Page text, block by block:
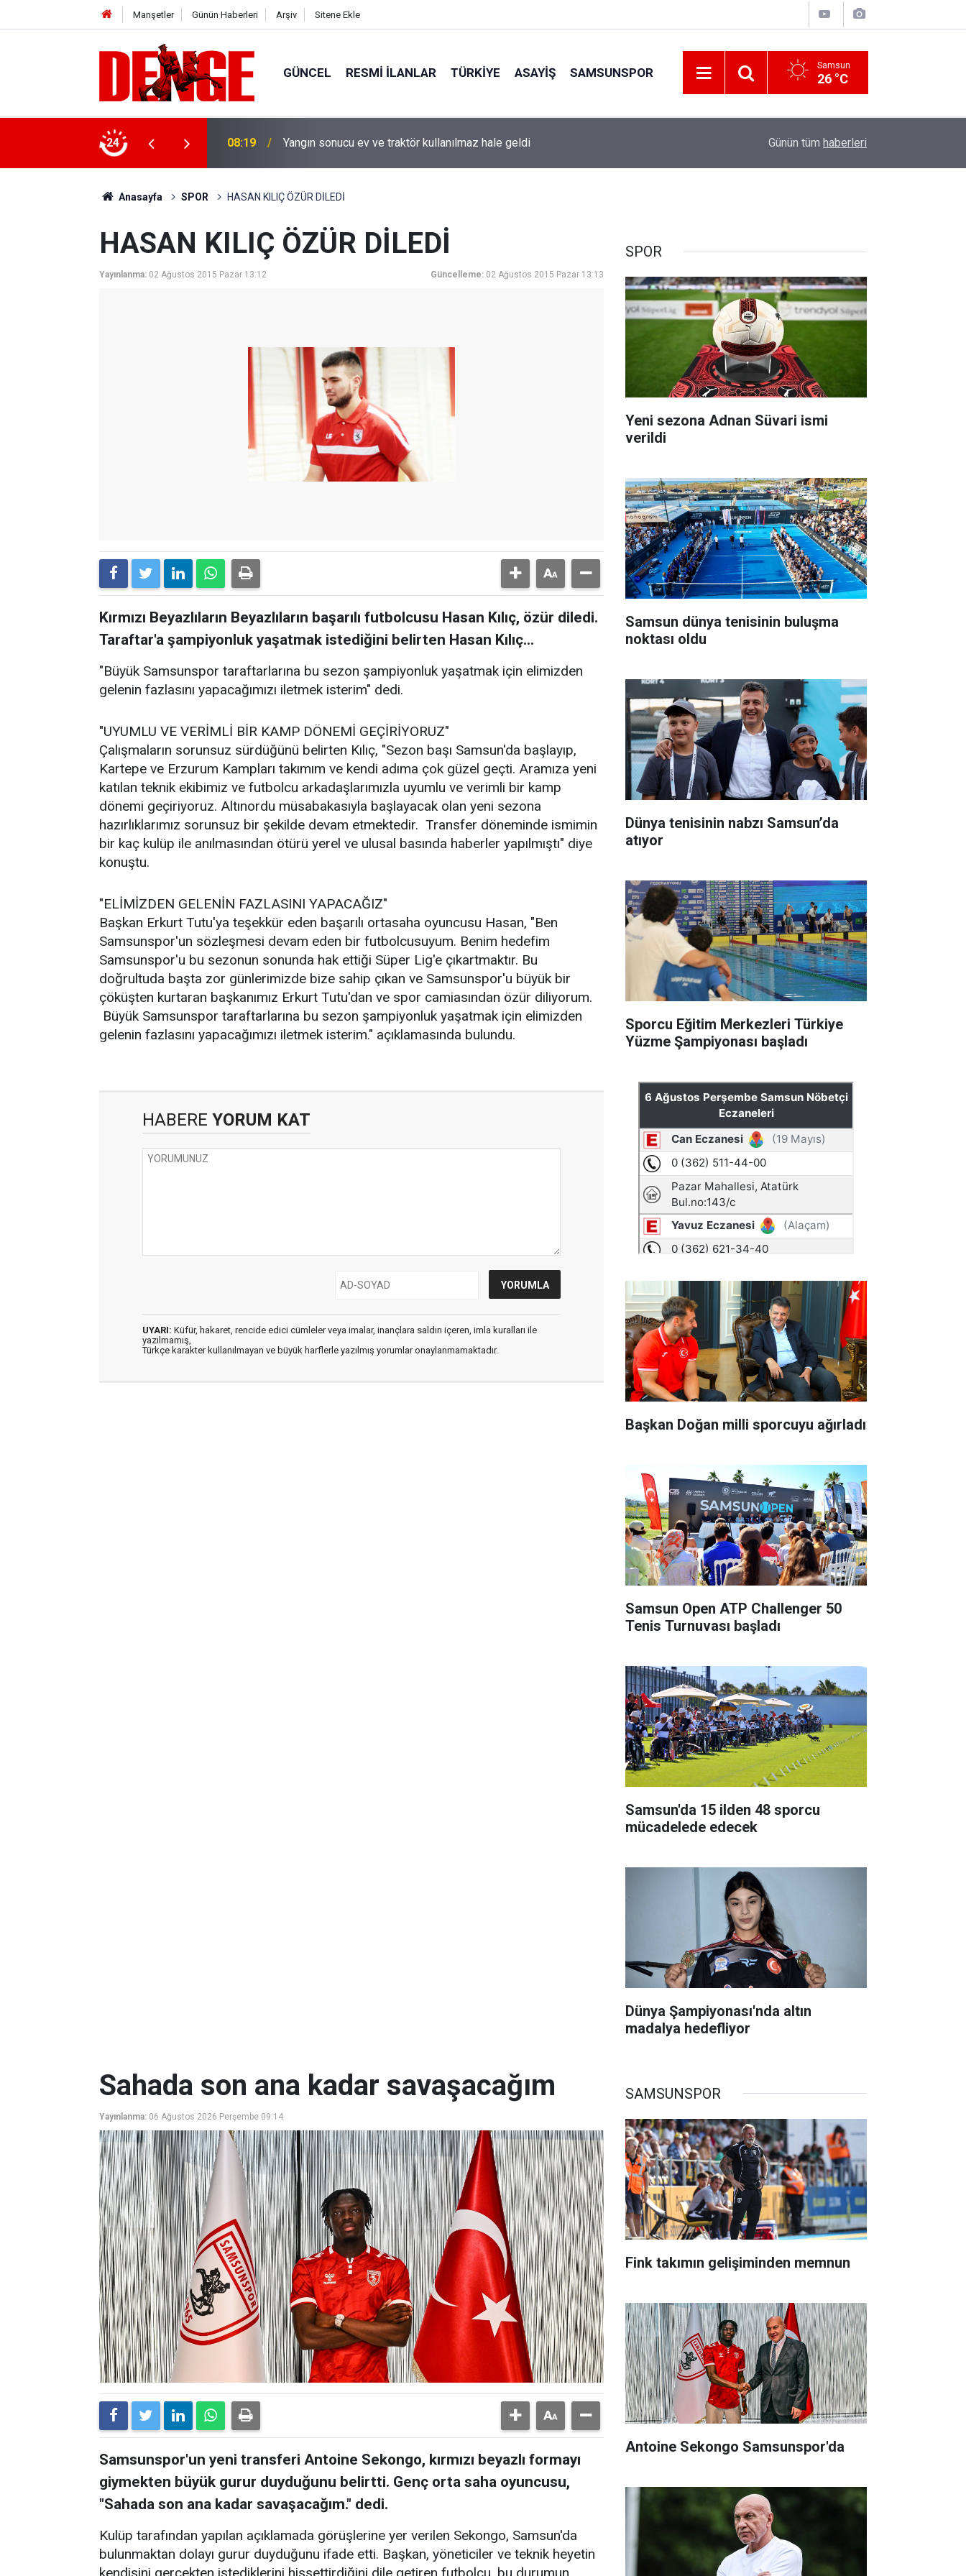
Manşetler Günün Haberleri Arşiv Sitene Ekle
GÜNCEL RESMI İLANLAR TÜRKİYE ASAYİŞ SAMSUNSPOR Samsun
26 °C
24 08:19 Yangın sonucu ev ve traktör kullanılmaz hale geldi Samsun'da uyuşturucu operasyonu: 8 gözaltı
Günün tüm haberleri
Anasayfa SPOR HASAN KILIÇ ÖZÜR DİLEDİ
HASAN KILIÇ ÖZÜR DİLEDİ
Yayınlanma: 02 Ağustos 2015 Pazar 13:12 Güncelleme: 02 Ağustos 2015 Pazar 13:13
Kırmızı Beyazlıların Beyazlıların başarılı futbolcusu Hasan Kılıç, özür diledi.
Taraftar'a şampiyonluk yaşatmak istediğini belirten Hasan Kılıç...
"Büyük Samsunspor taraftarlarına bu sezon şampiyonluk yaşatmak için elimizden
gelenin fazlasını yapacağımızı iletmek isterim" dedi.
"UYUMLU VE VERİMLİ BİR KAMP DÖNEMİ GEÇİRİYORUZ"
Çalışmaların sorunsuz sürdüğünü belirten Kılıç, "Sezon başı Samsun'da başlayıp,
Kartepe ve Erzurum Kampları takımım ve kendi adıma çok güzel geçti. Aramıza yeni
katılan teknik ekibimiz ve futbolcu arkadaşlarımızla uyumlu ve verimli bir kamp
dönemi geçiriyoruz. Altınordu müsabakasıyla başlayacak olan yeni sezona
hazırlıklarımız sorunsuz bir şekilde devam etmektedir. Transfer döneminde ismimin
bir kaç kulüp ile anılmasından ötürü yerel ve ulusal basında haberler yapılmıştı" diye
konuştu.
"ELİMİZDEN GELENİN FAZLASINI YAPACAĞIZ"
Başkan Erkurt Tutu'ya teşekkür eden başarılı ortasaha oyuncusu Hasan, "Ben
Samsunspor'un sözleşmesi devam eden bir futbolcusuyum. Benim hedefim
Samsunspor'u bu sezonun sonunda hak ettiği Süper Lig'e çıkartmaktır. Bu
doğrultuda başta zor günlerimizde bize sahip çıkan ve Samsunspor'u büyük bir
çöküşten kurtaran başkanımız Erkurt Tutu'dan ve spor camiasından özür diliyorum.
Büyük Samsunspor taraftarlarına bu sezon şampiyonluk yaşatmak için elimizden
gelenin fazlasını yapacağımızı iletmek isterim." açıklamasında bulundu.
HABERE YORUM KAT
UYARI: Küfür, hakaret, rencide edici cümleler veya imalar, inançlara saldırı içeren, imla kuralları ile
yazılmamış,
Türkçe karakter kullanılmayan ve büyük harflerle yazılmış yorumlar onaylanmamaktadır.
SPOR
Yeni sezona Adnan Süvari ismi
verildi
Samsun dünya tenisinin buluşma
noktası oldu
Dünya tenisinin nabzı Samsun’da
atıyor
Sporcu Eğitim Merkezleri Türkiye
Yüzme Şampiyonası başladı
Başkan Doğan milli sporcuyu ağırladı
Samsun Open ATP Challenger 50
Tenis Turnuvası başladı
Samsun'da 15 ilden 48 sporcu
mücadelede edecek
Dünya Şampiyonası'nda altın
madalya hedefliyor
Sahada son ana kadar savaşacağım
Yayınlanma: 06 Ağustos 2026 Perşembe 09:14
Samsunspor'un yeni transferi Antoine Sekongo, kırmızı beyazlı formayı
giymekten büyük gurur duyduğunu belirtti. Genç orta saha oyuncusu,
"Sahada son ana kadar savaşacağım." dedi.
Kulüp tarafından yapılan açıklamada görüşlerine yer verilen Sekongo, Samsun'da
bulunmaktan dolayı gurur duyduğunu ifade etti. Başkan, yöneticiler ve teknik heyetin
kendisini gerçekten istediklerini hissettirdiğini dile getiren futbolcu, bu durumun
SAMSUNSPOR
Fink takımın gelişiminden memnun
Antoine Sekongo Samsunspor'da